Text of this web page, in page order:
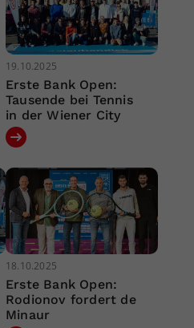
19.10.2025
Erste Bank Open:
Tausende bei Tennis
in der Wiener City
18.10.2025
Erste Bank Open:
Rodionov fordert de
Minaur